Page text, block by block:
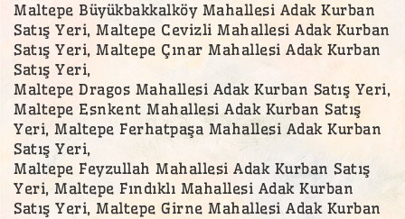
Maltepe Büyükbakkalköy Mahallesi Adak Kurban
Satış Yeri, Maltepe Cevizli Mahallesi Adak Kurban
Satış Yeri, Maltepe Çınar Mahallesi Adak Kurban
Satış Yeri,
Maltepe Dragos Mahallesi Adak Kurban Satış Yeri,
Maltepe Esnkent Mahallesi Adak Kurban Satış
Yeri, Maltepe Ferhatpaşa Mahallesi Adak Kurban
Satış Yeri,
Maltepe Feyzullah Mahallesi Adak Kurban Satış
Yeri, Maltepe Fındıklı Mahallesi Adak Kurban
Satış Yeri, Maltepe Girne Mahallesi Adak Kurban